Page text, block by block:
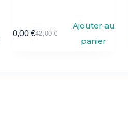
42,00€
30,00€
Ajouter au
panier